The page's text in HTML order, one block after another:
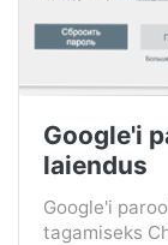
Google'i
laiendus
Google'i
tagamiseks